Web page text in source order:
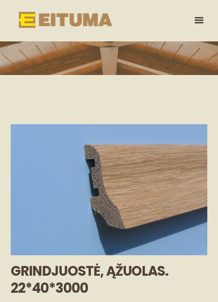
GRINDJUOSTĖ, ĄŽUOLAS.
22*40*3000